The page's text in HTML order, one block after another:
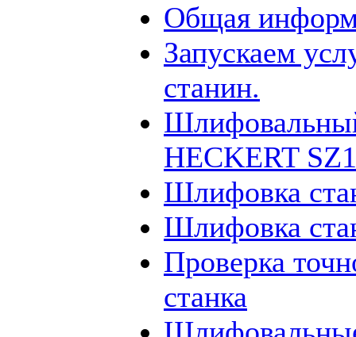
Общая
Запускаем
станин.
HECKERT
Шлифовка
Шлифовка
Проверка
станка